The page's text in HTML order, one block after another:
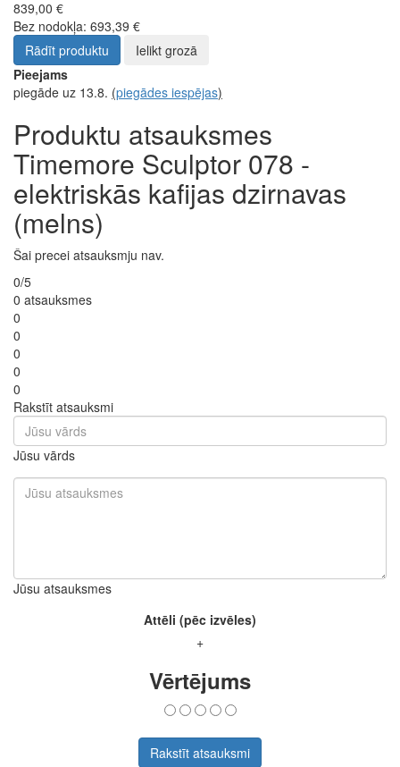
839,00 €
Bez nodokļa: 693,39 €
Rādīt produktu
Ielikt grozā
Pieejams
piegāde uz 13.8. (piegādes iespējas)
Produktu atsauksmes
Timemore Sculptor 078 -
elektriskās kafijas dzirnavas
(melns)
Šai precei atsauksmju nav.
0/5
0 atsauksmes
0
0
0
0
0
Rakstīt atsauksmi
Jūsu vārds
Jūsu atsauksmes
Attēli (pēc izvēles)
+
Vērtējums
Rakstīt atsauksmi